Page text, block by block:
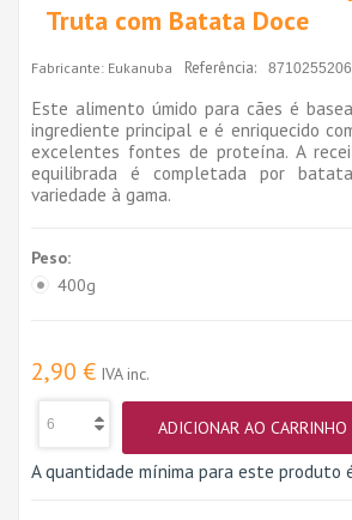
Truta com Batata Doce
Fabricante: Eukanuba Referência:
Este alimento úmido para cães é
ingrediente principal e é enriquecido
excelentes fontes de proteína. A
equilibrada é completada por
variedade à gama.
Peso:
400g
2,90 € IVA inc.
ADICIONAR AO CARRINHO
A quantidade mínima para este produto